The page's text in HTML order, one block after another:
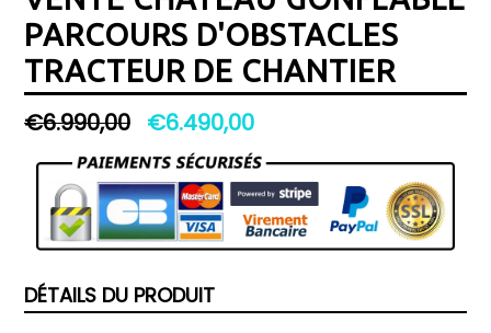
PARCOURS D'OBSTACLES
TRACTEUR DE CHANTIER
Prix
régulier
€6.990,00 €6.490,00
DÉTAILS DU PRODUIT